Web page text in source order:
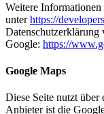
Weitere
unterhttps://
Datenschutzerklärung
Google: https://
Google Maps
Diese Seite nutzt
Anbieter ist die